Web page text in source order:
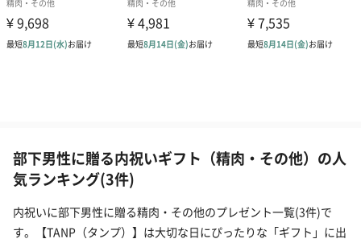
部下男性に贈る内祝いギフト（精肉・その他）の人
気ランキング(3件)
内祝いに部下男性に贈る精肉・その他のプレゼント一覧(3件)で
す。【TANP（タンプ）】は大切な日にぴったりな「ギフト」に出